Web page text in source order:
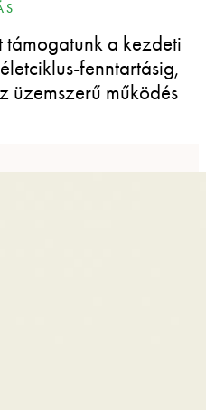
a kezdeti
fenntartásig,
üzemszerű működés